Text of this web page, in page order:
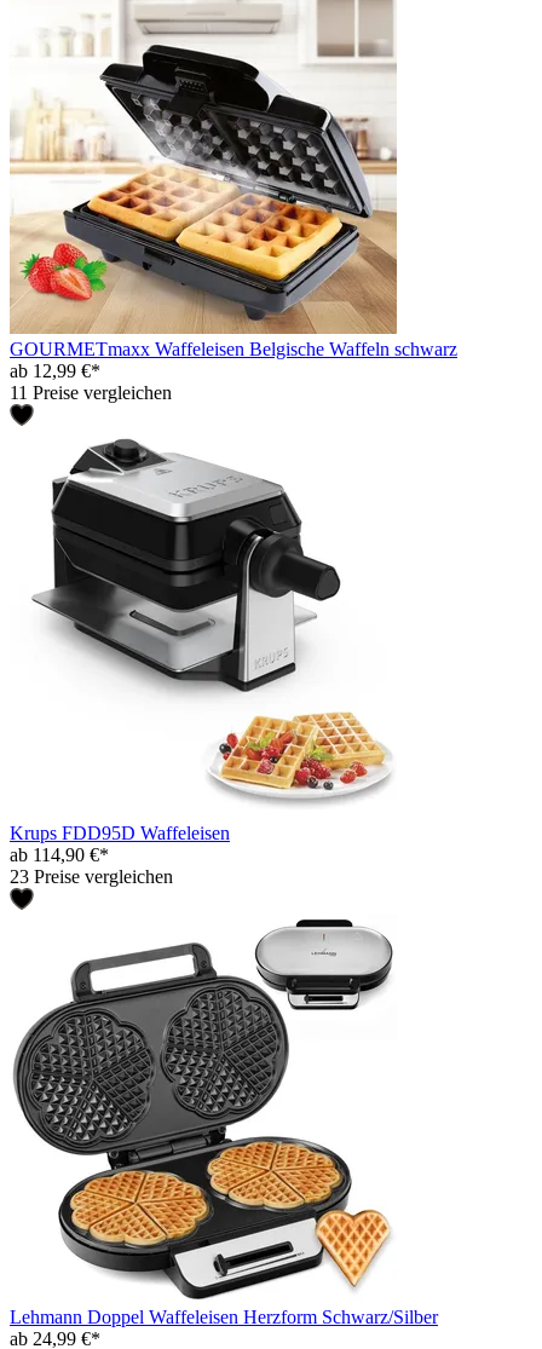
GOURMETmaxx Waffeleisen Belgische Waffeln schwarz
ab 12,99 €*
11 Preise vergleichen
Krups FDD95D Waffeleisen
ab 114,90 €*
23 Preise vergleichen
Lehmann Doppel Waffeleisen Herzform Schwarz/Silber
ab 24,99 €*